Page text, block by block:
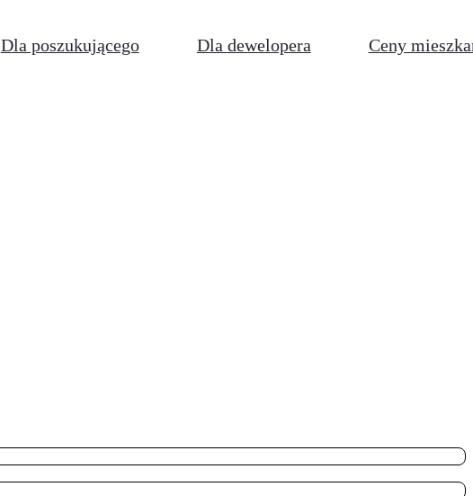
Dla poszukującego Dla dewelopera Ceny